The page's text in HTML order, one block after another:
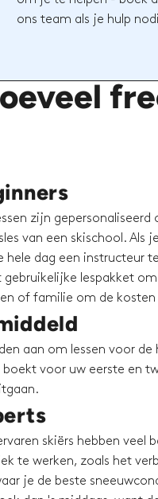
ons team als je hulp
zijn
van een skischool. Als
hele dag een instructeur
gebruikelijke lespakket
of familie om de kosten
aan om lessen voor de
boekt voor uw eerste en
skiërs hebben veel
te werken, zoals het
je de beste